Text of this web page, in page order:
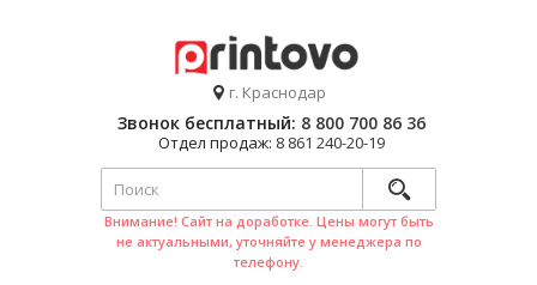
г. Краснодар
Звонок бесплатный: 8 800 700 86 36
Отдел продаж: 8 861 240-20-19
Внимание! Сайт на доработке. Цены могут быть
не актуальными, уточняйте у менеджера по
телефону.